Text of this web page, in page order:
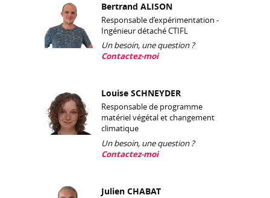
Bertrand ALISON
Responsable d’expérimentation -
Ingénieur détaché CTIFL
Un besoin, une question ?
Contactez-moi
Louise SCHNEYDER
Responsable de programme
matériel végétal et changement
climatique
Un besoin, une question ?
Contactez-moi
Julien CHABAT